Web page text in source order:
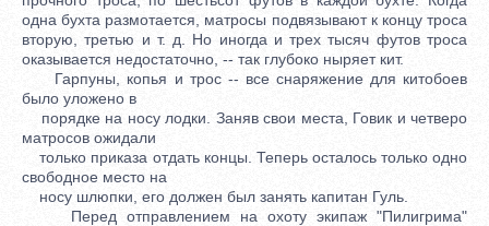
одна бухта размотается, матросы подвязывают к концу троса
вторую, третью и т. д. Но иногда и трех тысяч футов троса
оказывается недостаточно, -- так глубоко ныряет кит.
Гарпуны, копья и трос -- все снаряжение для китобоев
было уложено в
порядке на носу лодки. Заняв свои места, Говик и четверо
матросов ожидали
только приказа отдать концы. Теперь осталось только одно
свободное место на
носу шлюпки, его должен был занять капитан Гуль.
Перед отправлением на охоту экипаж "Пилигрима"